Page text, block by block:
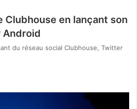
en lançant son
Android
du réseau social Clubhouse, Twitter